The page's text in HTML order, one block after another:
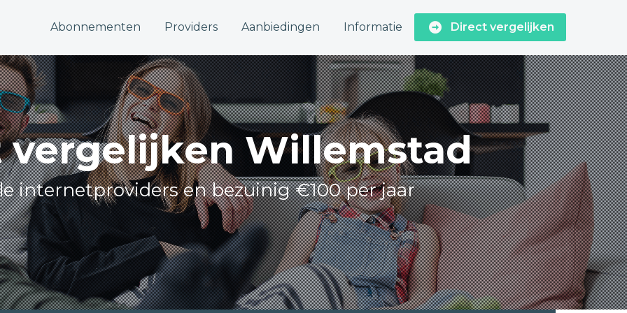
Abonnementen Providers Aanbiedingen Informatie Direct vergelijken
Willemstad
internetproviders en bezuinig €100 per jaar